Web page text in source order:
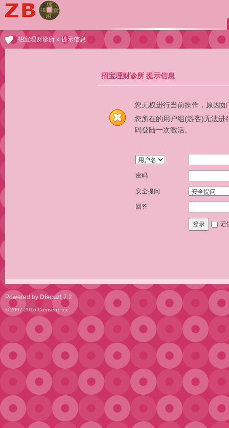
招宝理财诊所 » 提示信息
招宝理财诊所 提示信息
您无权进行当前操作，原因如
您所在的用户组(游客)无法进
码登陆一次激活。
密码
安全提问
回答
登录 记
Powered by Discuz! 7.2
© 2007-2016 Comsenz Inc.